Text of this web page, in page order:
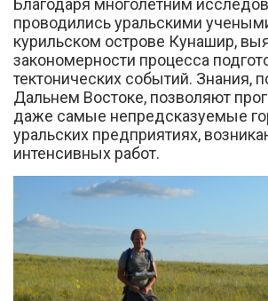
Благодаря многолетним
проводились уральскими
курильском острове Кунашир,
закономерности процесса
тектонических событий. Знания,
Дальнем Востоке, позволяют
даже самые непредсказуемые
уральских предприятиях,
интенсивных работ.